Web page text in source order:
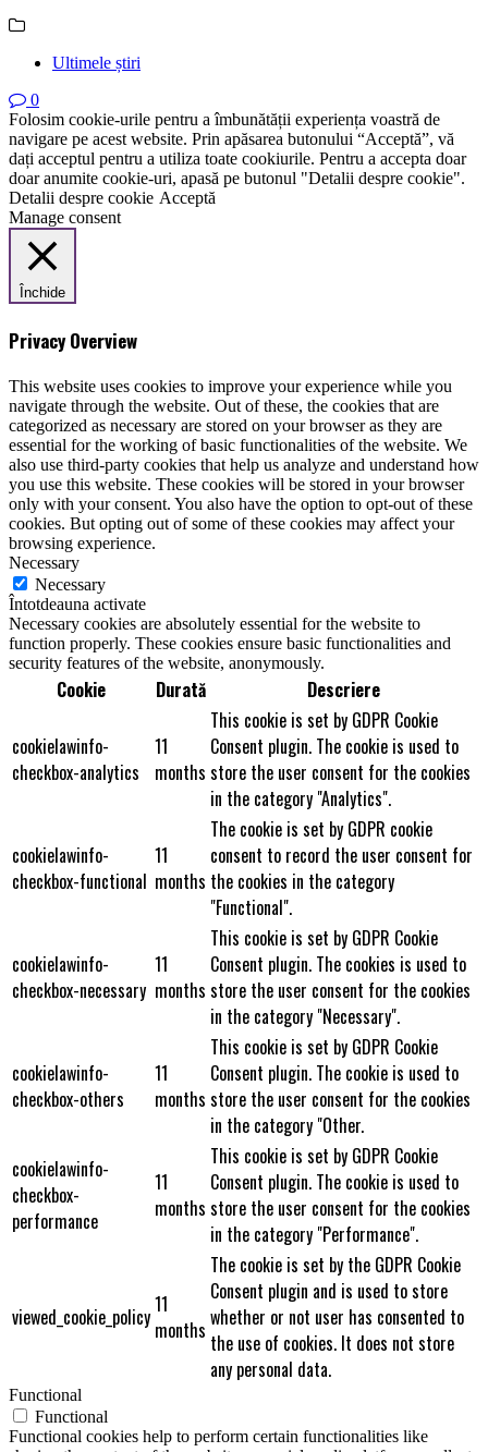
Ultimele știri
0
Folosim cookie-urile pentru a îmbunătății experiența voastră de
navigare pe acest website. Prin apăsarea butonului “Acceptă”, vă
dați acceptul pentru a utiliza toate cookiurile. Pentru a accepta doar
doar anumite cookie-uri, apasă pe butonul "Detalii despre cookie".
Detalii despre cookie Acceptă
Manage consent
Închide
Privacy Overview
This website uses cookies to improve your experience while you
navigate through the website. Out of these, the cookies that are
categorized as necessary are stored on your browser as they are
essential for the working of basic functionalities of the website. We
also use third-party cookies that help us analyze and understand how
you use this website. These cookies will be stored in your browser
only with your consent. You also have the option to opt-out of these
cookies. But opting out of some of these cookies may affect your
browsing experience.
Necessary
Necessary
Întotdeauna activate
Necessary cookies are absolutely essential for the website to
function properly. These cookies ensure basic functionalities and
security features of the website, anonymously.
Cookie Durată Descriere
cookielawinfo-
checkbox-analytics
11
months
This cookie is set by GDPR Cookie
Consent plugin. The cookie is used to
store the user consent for the cookies
in the category "Analytics".
cookielawinfo-
checkbox-functional
11
months
The cookie is set by GDPR cookie
consent to record the user consent for
the cookies in the category
"Functional".
cookielawinfo-
checkbox-necessary
11
months
This cookie is set by GDPR Cookie
Consent plugin. The cookies is used to
store the user consent for the cookies
in the category "Necessary".
cookielawinfo-
checkbox-others
11
months
This cookie is set by GDPR Cookie
Consent plugin. The cookie is used to
store the user consent for the cookies
in the category "Other.
cookielawinfo-
checkbox-
performance
11
months
This cookie is set by GDPR Cookie
Consent plugin. The cookie is used to
store the user consent for the cookies
in the category "Performance".
viewed_cookie_policy11
months
The cookie is set by the GDPR Cookie
Consent plugin and is used to store
whether or not user has consented to
the use of cookies. It does not store
any personal data.
Functional
Functional
Functional cookies help to perform certain functionalities like